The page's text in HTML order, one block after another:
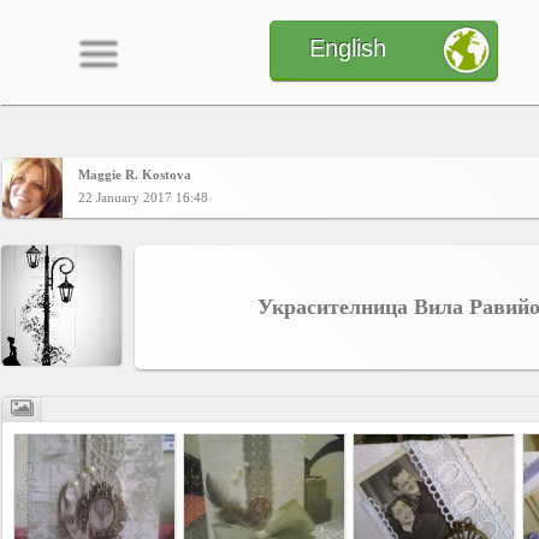
Home
CONTENT
Charts
Members
English
Maggie R. Kostova
22 January 2017 16:48
Украсителница Вила